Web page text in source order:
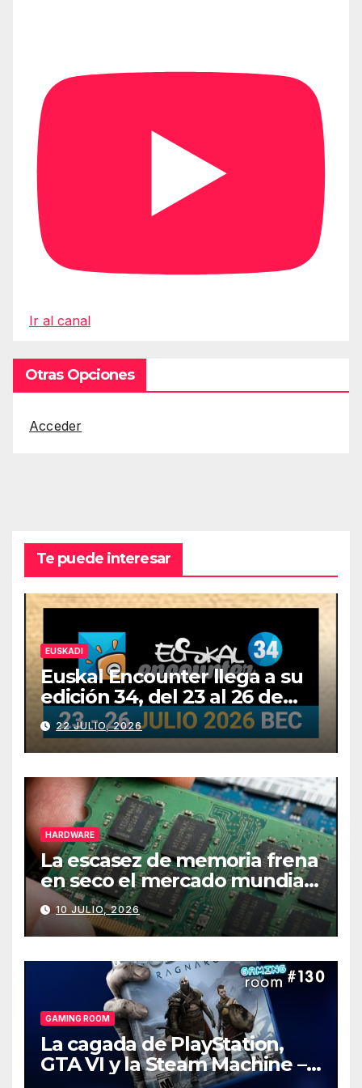
Ir al canal
Otras Opciones
Acceder
Te puede interesar
EUSKADI
Euskal Encounter llega a su
edición 34, del 23 al 26 de
julio
22 JULIO, 2026
HARDWARE
La escasez de memoria frena
en seco el mercado mundial
de PCs
10 JULIO, 2026
GAMING ROOM
La cagada de PlayStation,
GTA VI y la Steam Machine –